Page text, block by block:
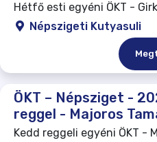
Hétfő esti egyéni ÖKT -
Népszigeti Kutyasuli
ÖKT – Népsziget -
reggel - Majoros
Kedd reggeli egyéni ÖKT -